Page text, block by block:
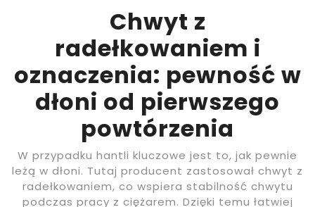
Chwyt z
radełkowaniem i
oznaczenia: pewność w
dłoni od pierwszego
powtórzenia
W przypadku hantli kluczowe jest to, jak pewnie
leżą w dłoni. Tutaj producent zastosował chwyt z
radełkowaniem, co wspiera stabilność chwytu
podczas pracy z ciężarem. Dzięki temu łatwiej